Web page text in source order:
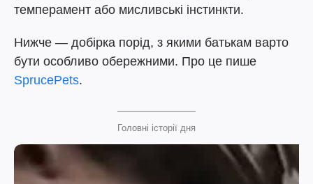
темперамент або мисливські інстинкти.
Нижче — добірка порід, з якими батькам варто
бути особливо обережними. Про це пише
SprucePets.
Головні історії дня